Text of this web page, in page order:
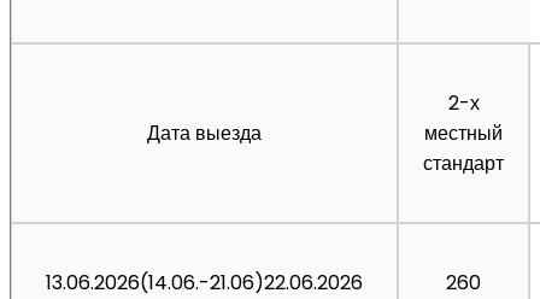
Дата выезда
2-х
местный
стандарт
13.06.2026(14.06.-21.06)22.06.2026 260